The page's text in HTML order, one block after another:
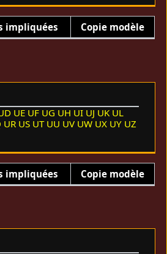
impliquées Copie modèle
UE UF UG UH UI UJ UK UL
UR US UT UU UV UW UX UY UZ
impliquées Copie modèle